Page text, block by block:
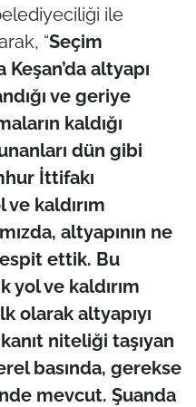
ile
“Seçim
altyapı
ve geriye
kaldığı
dün gibi
İttifakı
kaldırım
altyapının ne
ettik. Bu
ve kaldırım
olarak altyapıyı
niteliği taşıyan
basında, gerekse
mevcut. Şuanda